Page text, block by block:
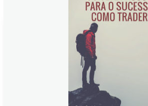
USD/CNH permanece
aponta o Grupo UOB
Analistas do Grupo UOB apontam
enfrentar resistência próxima de
suporte de 7,1000 pouco provável de